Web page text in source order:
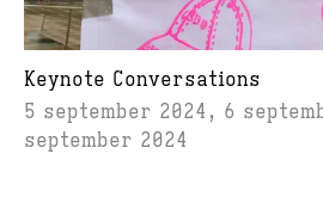
Keynote Conversations
5 september 2024, 6
september 2024